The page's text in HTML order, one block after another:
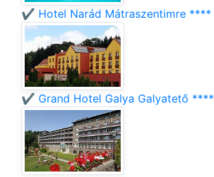
✔️ Hotel Narád Mátraszentimre ****
✔️ Grand Hotel Galya Galyatető ****